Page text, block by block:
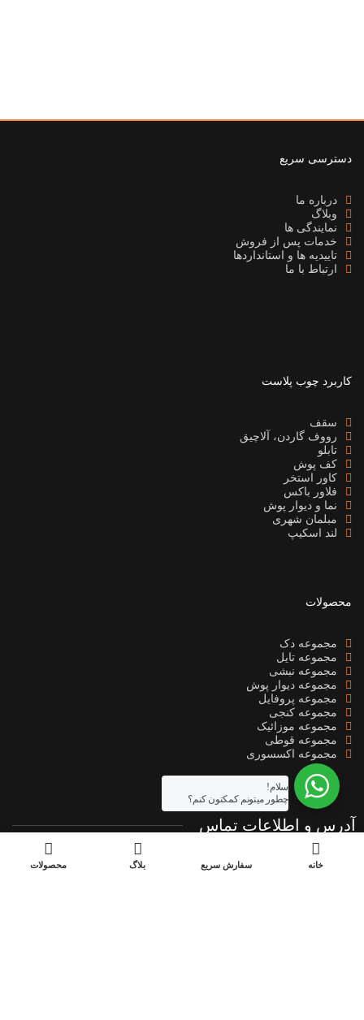
دسترسی سریع
درباره ما
وبلاگ
نمایندگی ها
خدمات پس از فروش
تاییدیه ها و استانداردها
ارتباط با ما
کاربرد چوب پلاست
سقف
رووف گاردن، آلاچیق
تابلو
کف پوش
کاور استخر
فلاور باکس
نما و دیوار پوش
مبلمان شهری
لند اسکیپ
محصولات
مجموعه دک
مجموعه تایل
مجموعه نبشی
مجموعه دیوار پوش
مجموعه پروفایل
مجموعه کنجی
مجموعه موزائیک
مجموعه قوطی
مجموعه اکسسوری
آدرس و اطلاعات تماس
دفتر مرکزی کارخانه : استان تهران - منطقه 18 - شهرستان ری -
خانه سفارش سریع بلاگ محصولات
سلام!
چطور میتونم کمکتون کنم؟